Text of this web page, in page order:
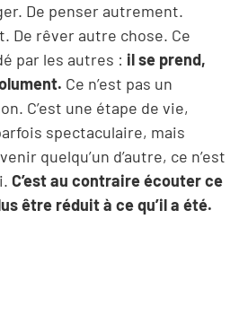
De penser autrement.
De rêver autre chose. Ce
par les autres : il se prend,
Ce n’est pas un
C’est une étape de vie,
spectaculaire, mais
quelqu’un d’autre, ce n’est
C’est au contraire écouter ce
être réduit à ce qu’il a été.